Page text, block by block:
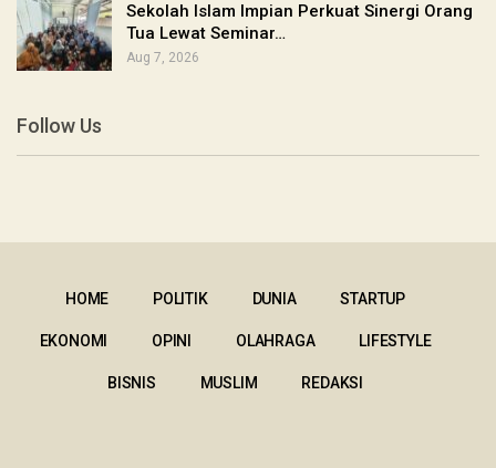
Sekolah Islam Impian Perkuat Sinergi Orang
Tua Lewat Seminar…
Aug 7, 2026
Follow Us
HOME POLITIK DUNIA STARTUP
EKONOMI OPINI OLAHRAGA LIFESTYLE
BISNIS MUSLIM REDAKSI